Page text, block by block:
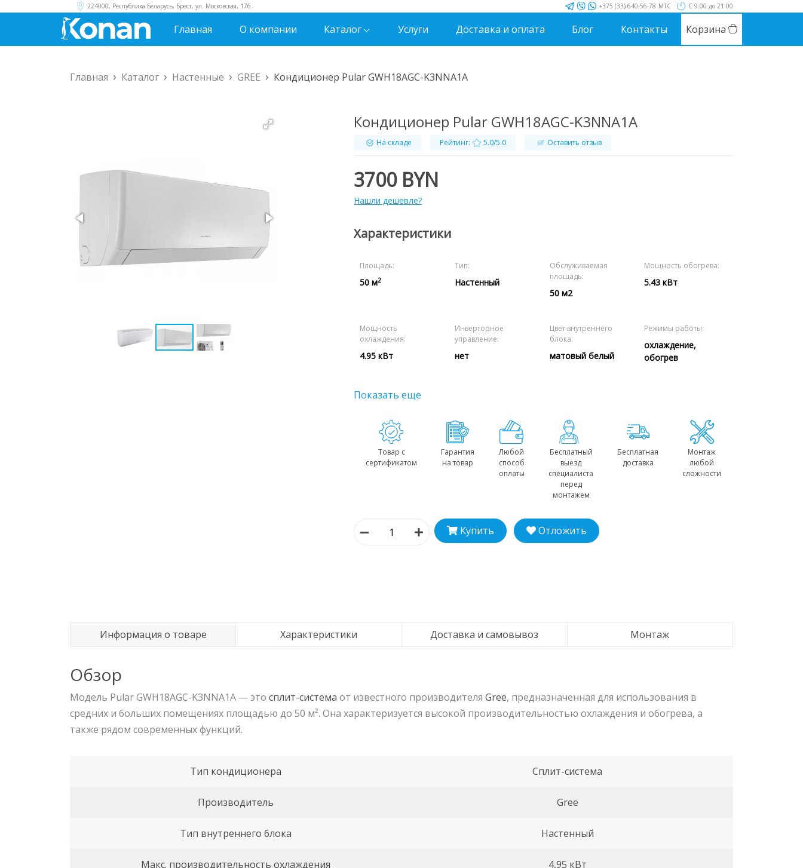
224000, Республика Беларусь, Брест, ул. Московская, 176 +375 (33) 640-56-78 МТС С 9:00 до 21:00
Корзина
Главная О компании Каталог Услуги Доставка и оплата Блог Контакты
Главная Каталог Настенные GREE Кондиционер Pular GWH18AGC-K3NNA1A
Кондиционер Pular GWH18AGC-K3NNA1A
На складе Рейтинг: 5.0/5.0 Оставить отзыв
3700 BYN
Нашли дешевле?
Характеристики
Площадь:
50 м2
Тип:
Настенный
Обслуживаемая
площадь:
50 м2
Мощность обогрева:
5.43 кВт
Мощность
охлаждения:
4.95 кВт
Инверторное
управление:
нет
Цвет внутреннего
блока:
матовый белый
Режимы работы:
охлаждение,
обогрев
Показать еще
Товар с
сертификатом
Гарантия
на товар
Любой
способ
оплаты
Бесплатный
выезд
специалиста
перед
монтажем
Бесплатная
доставка
Монтаж
любой
сложности
Купить Отложить
Информация о товаре Характеристики Доставка и самовывоз Монтаж
Обзор
Модель Pular GWH18AGC-K3NNA1A — это сплит-система от известного производителя Gree, предназначенная для использования в
средних и больших помещениях площадью до 50 м². Она характеризуется высокой производительностью охлаждения и обогрева, а
также рядом современных функций.
Тип кондиционера Сплит-система
Производитель Gree
Тип внутреннего блока Настенный
Макс. производительность охлаждения 4,95 кВт